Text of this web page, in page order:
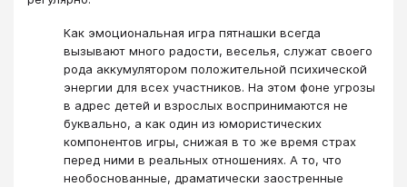
Как эмоциональная игра пятнашки всегда
вызывают много радости, веселья, служат своего
рода аккумулятором положительной психической
энергии для всех участников. На этом фоне угрозы
в адрес детей и взрослых воспринимаются не
буквально, а как один из юмористических
компонентов игры, снижая в то же время страх
перед ними в реальных отношениях. А то, что
необоснованные, драматически заостренные